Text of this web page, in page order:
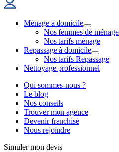
Ménage à domicile
Nos femmes de ménage
Nos tarifs ménage
Repassage à domicile
Nos tarifs Repassage
Nettoyage professionnel
Qui sommes-nous ?
Le blog
Nos conseils
Trouver mon agence
Devenir franchisé
Nous rejoindre
Simuler mon devis